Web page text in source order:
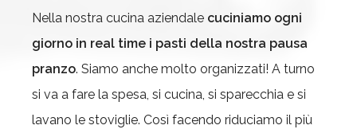
Nella nostra cucina aziendale cuciniamo ogni
giorno in real time i pasti della nostra pausa
pranzo. Siamo anche molto organizzati! A turno
si va a fare la spesa, si cucina, si sparecchia e si
lavano le stoviglie. Così facendo riduciamo il più